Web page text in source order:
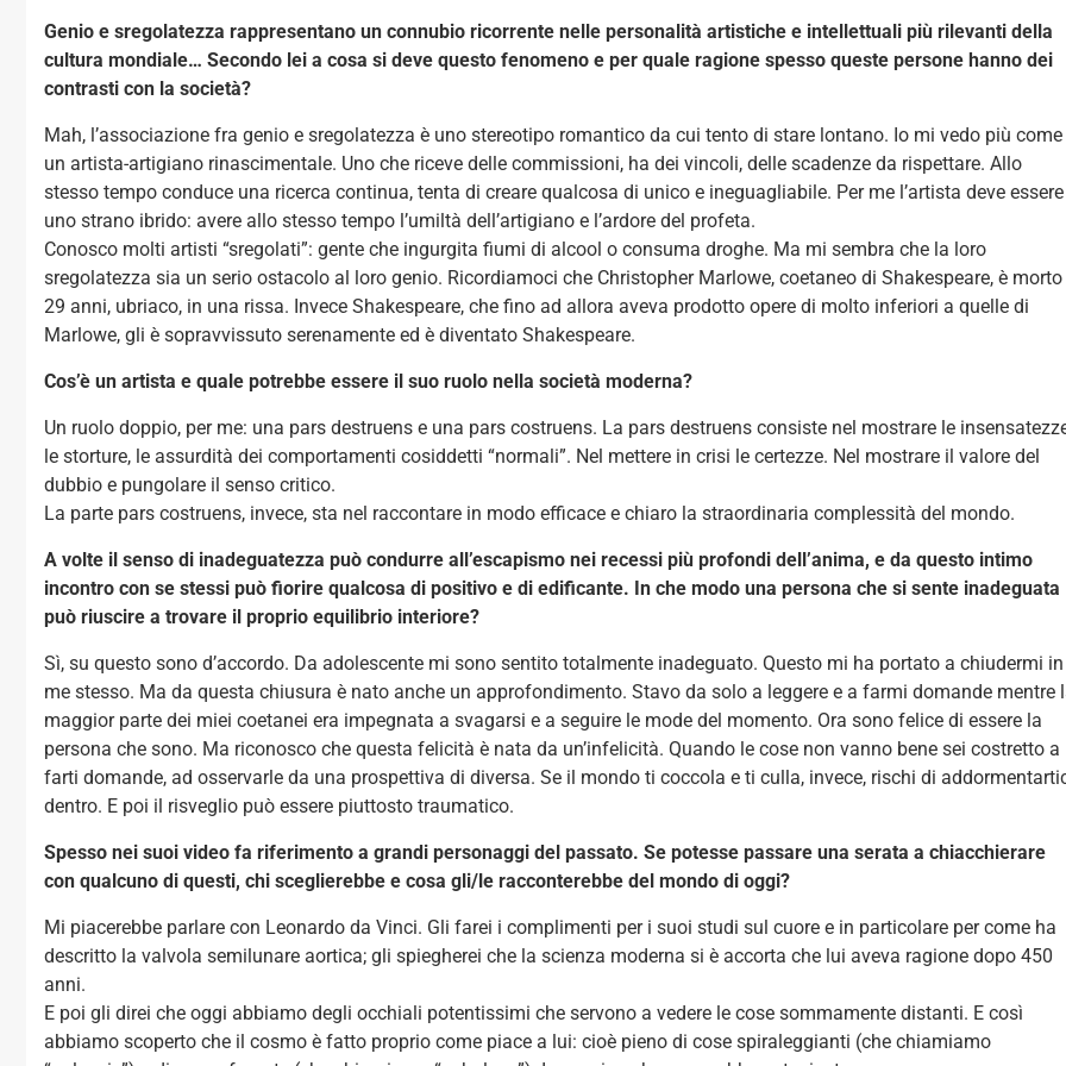
Genio e sregolatezza rappresentano un connubio ricorrente nelle personalità artistiche e intellettuali più rilevanti della
cultura mondiale… Secondo lei a cosa si deve questo fenomeno e per quale ragione spesso queste persone hanno dei
contrasti con la società?
Mah, l’associazione fra genio e sregolatezza è uno stereotipo romantico da cui tento di stare lontano. Io mi vedo più come
un artista-artigiano rinascimentale. Uno che riceve delle commissioni, ha dei vincoli, delle scadenze da rispettare. Allo
stesso tempo conduce una ricerca continua, tenta di creare qualcosa di unico e ineguagliabile. Per me l’artista deve essere
uno strano ibrido: avere allo stesso tempo l’umiltà dell’artigiano e l’ardore del profeta.
Conosco molti artisti “sregolati”: gente che ingurgita fiumi di alcool o consuma droghe. Ma mi sembra che la loro
sregolatezza sia un serio ostacolo al loro genio. Ricordiamoci che Christopher Marlowe, coetaneo di Shakespeare, è morto
29 anni, ubriaco, in una rissa. Invece Shakespeare, che fino ad allora aveva prodotto opere di molto inferiori a quelle di
Marlowe, gli è sopravvissuto serenamente ed è diventato Shakespeare.
Cos’è un artista e quale potrebbe essere il suo ruolo nella società moderna?
Un ruolo doppio, per me: una pars destruens e una pars costruens. La pars destruens consiste nel mostrare le
le storture, le assurdità dei comportamenti cosiddetti “normali”. Nel mettere in crisi le certezze. Nel mostrare il valore del
dubbio e pungolare il senso critico.
La parte pars costruens, invece, sta nel raccontare in modo efficace e chiaro la straordinaria complessità del mondo.
A volte il senso di inadeguatezza può condurre all’escapismo nei recessi più profondi dell’anima, e da questo intimo
incontro con se stessi può fiorire qualcosa di positivo e di edificante. In che modo una persona che si sente inadeguata
può riuscire a trovare il proprio equilibrio interiore?
Sì, su questo sono d’accordo. Da adolescente mi sono sentito totalmente inadeguato. Questo mi ha portato a chiudermi in
me stesso. Ma da questa chiusura è nato anche un approfondimento. Stavo da solo a leggere e a farmi domande mentre
maggior parte dei miei coetanei era impegnata a svagarsi e a seguire le mode del momento. Ora sono felice di essere la
persona che sono. Ma riconosco che questa felicità è nata da un’infelicità. Quando le cose non vanno bene sei costretto a
farti domande, ad osservarle da una prospettiva di diversa. Se il mondo ti coccola e ti culla, invece, rischi di
dentro. E poi il risveglio può essere piuttosto traumatico.
Spesso nei suoi video fa riferimento a grandi personaggi del passato. Se potesse passare una serata a chiacchierare
con qualcuno di questi, chi sceglierebbe e cosa gli/le racconterebbe del mondo di oggi?
Mi piacerebbe parlare con Leonardo da Vinci. Gli farei i complimenti per i suoi studi sul cuore e in particolare per come ha
descritto la valvola semilunare aortica; gli spiegherei che la scienza moderna si è accorta che lui aveva ragione dopo 450
anni.
E poi gli direi che oggi abbiamo degli occhiali potentissimi che servono a vedere le cose sommamente distanti. E così
abbiamo scoperto che il cosmo è fatto proprio come piace a lui: cioè pieno di cose spiraleggianti (che chiamiamo